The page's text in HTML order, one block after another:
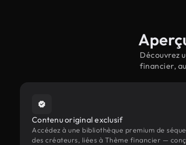
Découvrez
financier,
Contenu original exclusif
Accédez à une bibliothèque premium de
des créateurs, liées à Thème financier —